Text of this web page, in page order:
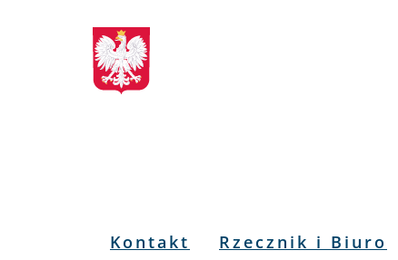
Biuletyn
Informacji
Publicznej
Menu
Kontakt Rzecznik i Biuro